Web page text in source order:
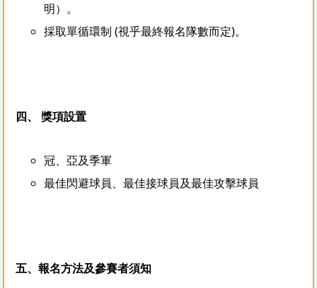
明）。
採取單循環制 (視乎最終報名隊數而定)。
四、 獎項設置
冠、亞及季軍
最佳閃避球員、最佳接球員及最佳攻擊球員
五、報名方法及參賽者須知